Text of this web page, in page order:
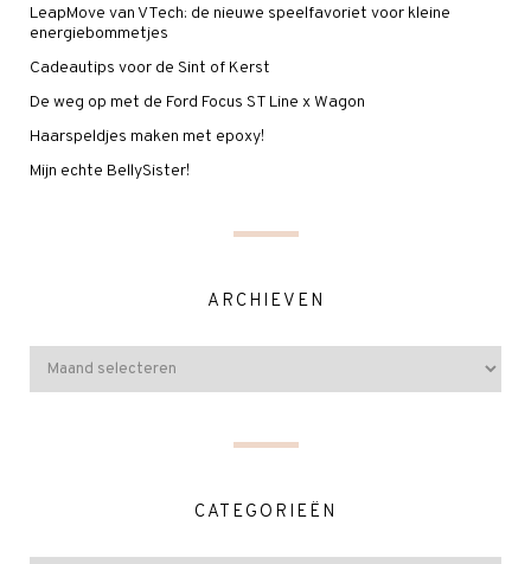
LeapMove van VTech: de nieuwe speelfavoriet voor kleine
energiebommetjes
Cadeautips voor de Sint of Kerst
De weg op met de Ford Focus ST Line x Wagon
Haarspeldjes maken met epoxy!
Mijn echte BellySister!
ARCHIEVEN
CATEGORIEËN